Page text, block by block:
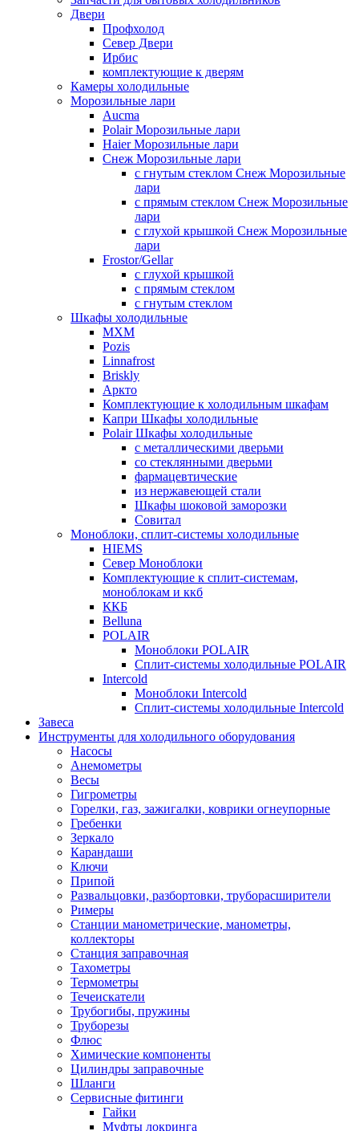
Двери
Профхолод
Север Двери
Ирбис
комплектующие к дверям
Камеры холодильные
Морозильные лари
Aucma
Polair Морозильные лари
Haier Морозильные лари
Снеж Морозильные лари
с гнутым стеклом Снеж Морозильные
лари
с прямым стеклом Снеж Морозильные
лари
с глухой крышкой Снеж Морозильные
лари
Frostor/Gellar
с глухой крышкой
с прямым стеклом
с гнутым стеклом
Шкафы холодильные
МХМ
Pozis
Linnafrost
Briskly
Аркто
Комплектующие к холодильным шкафам
Капри Шкафы холодильные
Polair Шкафы холодильные
с металлическими дверьми
со стеклянными дверьми
фармацевтические
из нержавеющей стали
Шкафы шоковой заморозки
Совитал
Моноблоки, сплит-системы холодильные
HIEMS
Север Моноблоки
Комплектующие к сплит-системам,
моноблокам и ккб
ККБ
Belluna
POLAIR
Моноблоки POLAIR
Сплит-системы холодильные POLAIR
Intercold
Моноблоки Intercold
Сплит-системы холодильные Intercold
Завеса
Инструменты для холодильного оборудования
Насосы
Анемометры
Весы
Гигрометры
Горелки, газ, зажигалки, коврики огнеупорные
Гребенки
Зеркало
Карандаши
Ключи
Припой
Развальцовки, разбортовки, труборасширители
Римеры
Станции манометрические, манометры,
коллекторы
Станция заправочная
Тахометры
Термометры
Течеискатели
Трубогибы, пружины
Труборезы
Флюс
Химические компоненты
Цилиндры заправочные
Шланги
Сервисные фитинги
Гайки
Муфты локринга